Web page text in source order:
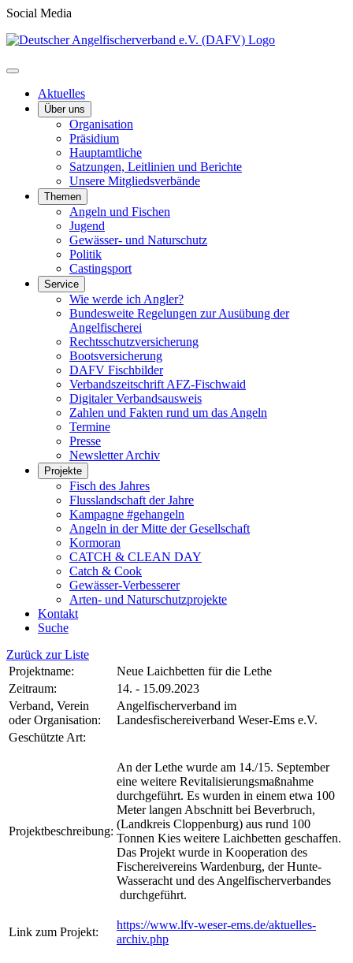
Social Media
Aktuelles
Über uns
Organisation
Präsidium
Hauptamtliche
Satzungen, Leitlinien und Berichte
Unsere Mitgliedsverbände
Themen
Angeln und Fischen
Jugend
Gewässer- und Naturschutz
Politik
Castingsport
Service
Wie werde ich Angler?
Bundesweite Regelungen zur Ausübung der
Angelfischerei
Rechtsschutzversicherung
Bootsversicherung
DAFV Fischbilder
Verbandszeitschrift AFZ-Fischwaid
Digitaler Verbandsausweis
Zahlen und Fakten rund um das Angeln
Termine
Presse
Newsletter Archiv
Projekte
Fisch des Jahres
Flusslandschaft der Jahre
Kampagne #gehangeln
Angeln in der Mitte der Gesellschaft
Kormoran
CATCH & CLEAN DAY
Catch & Cook
Gewässer-Verbesserer
Arten- und Naturschutzprojekte
Kontakt
Suche
Zurück zur Liste
Projektname:
Neue Laichbetten für die Lethe
Zeitraum:
14. - 15.09.2023
Verband, Verein
oder Organisation:
Angelfischerverband im
Landesfischereiverband Weser-Ems e.V.
Geschützte Art:
Projektbeschreibung:
An der Lethe wurde am 14./15. September
eine weitere Revitalisierungsmaßnahme
durchgeführt. Es wurden in einem etwa 100
Meter langen Abschnitt bei Beverbruch,
(Landkreis Cloppenburg) aus rund 100
Tonnen Kies weitere Laichbetten geschaffen.
Das Projekt wurde in Kooperation des
Fischereivereins Wardenburg, der Hunte-
Wasseracht und des Angelfischerverbandes
durchgeführt.
Link zum Projekt:
https://www.lfv-weser-ems.de/aktuelles-
archiv.php